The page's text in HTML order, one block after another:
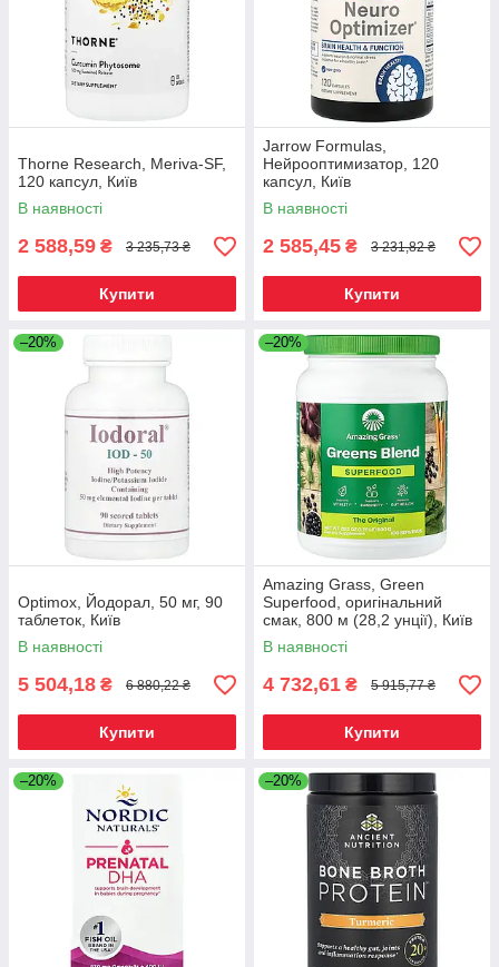
Thorne Research, Meriva-SF,
120 капсул, Київ
В наявності
2 588,59 ₴ 3 235,73 ₴
Купити
Jarrow Formulas,
Нейрооптимизатор, 120
капсул, Київ
В наявності
2 585,45 ₴ 3 231,82 ₴
Купити
–20%
Optimox, Йодорал, 50 мг, 90
таблеток, Київ
В наявності
5 504,18 ₴ 6 880,22 ₴
Купити
–20%
Amazing Grass, Green
Superfood, оригінальний
смак, 800 м (28,2 унції), Київ
В наявності
4 732,61 ₴ 5 915,77 ₴
Купити
–20% –20%